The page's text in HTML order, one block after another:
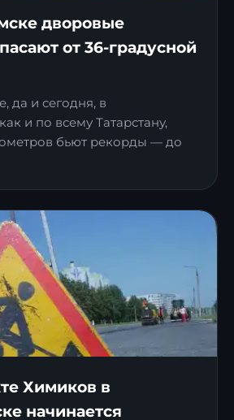
дворовые
от 36-градусной
да и сегодня, в
и по всему Татарстану,
бьют рекорды — до
Химиков в
начинается